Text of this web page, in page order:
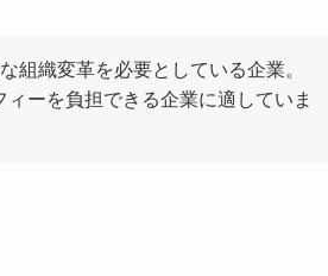
組織変革を必要としている企業。
ーを負担できる企業に適していま